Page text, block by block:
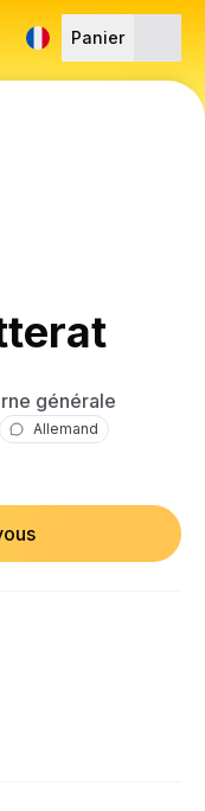
Panier
générale
Allemand